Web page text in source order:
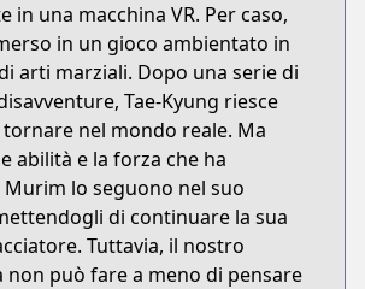
in una macchina VR. Per caso,
in un gioco ambientato in
arti marziali. Dopo una serie di
Tae-Kyung riesce
nel mondo reale. Ma
abilità e la forza che ha
lo seguono nel suo
di continuare la sua
Tuttavia, il nostro
può fare a meno di pensare